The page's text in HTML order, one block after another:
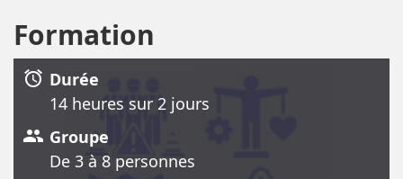
Formation
alarm Durée
14 heures sur 2 jours
group Groupe
De 3 à 8 personnes